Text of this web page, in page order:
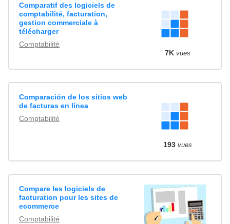
Comparatif des logiciels de
comptabilité, facturation,
gestion commerciale à
télécharger
Comptabilité
7K vues
Comparación de los sitios web
de facturas en línea
Comptabilité
193 vues
Compare les logiciels de
facturation pour les sites de
ecommerce
Comptabilité